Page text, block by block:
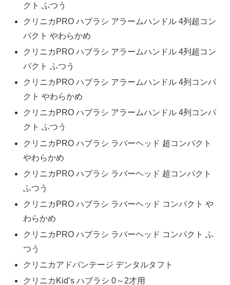
クト ふつう
クリニカPRO ハブラシ アラームハンドル 4列超コン
パクト やわらかめ
クリニカPRO ハブラシ アラームハンドル 4列超コン
パクト ふつう
クリニカPRO ハブラシ アラームハンドル 4列コンパ
クト やわらかめ
クリニカPRO ハブラシ アラームハンドル 4列コンパ
クト ふつう
クリニカPRO ハブラシ ラバーヘッド 超コンパクト
やわらかめ
クリニカPRO ハブラシ ラバーヘッド 超コンパクト
ふつう
クリニカPRO ハブラシ ラバーヘッド コンパクト や
わらかめ
クリニカPRO ハブラシ ラバーヘッド コンパクト ふ
つう
クリニカアドバンテージ デンタルタフト
クリニカKid’s ハブラシ 0～2才用